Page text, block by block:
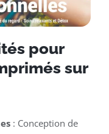
pour
sur
: Conception de